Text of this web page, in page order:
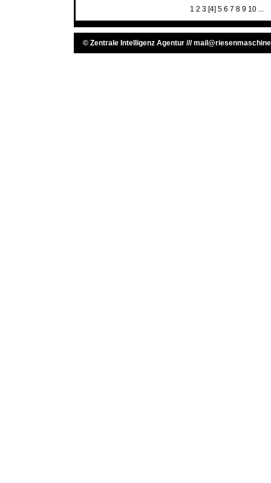
1 2 3 [4] 5 6 7 8 9 10 ...
© Zentrale Intelligenz Agentur ///